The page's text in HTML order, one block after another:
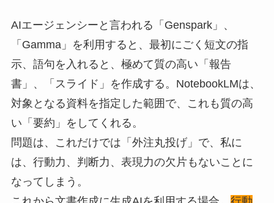
AIエージェンシーと言われる「Genspark」、
「Gamma」を利用すると、最初にごく短文の指
示、語句を入れると、極めて質の高い「報告
書」、「スライド」を作成する。NotebookLMは、
対象となる資料を指定した範囲で、これも質の高
い「要約」をしてくれる。
問題は、これだけでは「外注丸投げ」で、私に
は、行動力、判断力、表現力の欠片もないことに
なってしまう。